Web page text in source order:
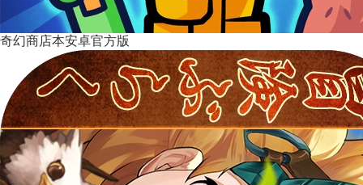
奇幻商店本安卓官方版